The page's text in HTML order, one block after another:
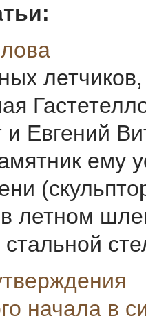
Евгений
ему
летном
стальной
начала в